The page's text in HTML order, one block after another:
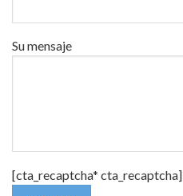
Su mensaje
[cta_recaptcha* cta_recaptcha]